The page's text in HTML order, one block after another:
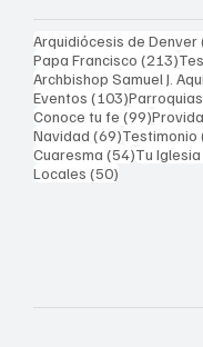
Arquidiócesis de Denver
Papa Francisco (213)
Archbishop Samuel J.
Eventos (103)103
Parroquias
Conoce tu fe (99)99
Provida
Navidad (69)69 entradas
Testimonio
Cuaresma (54)54
Tu
Locales (50)